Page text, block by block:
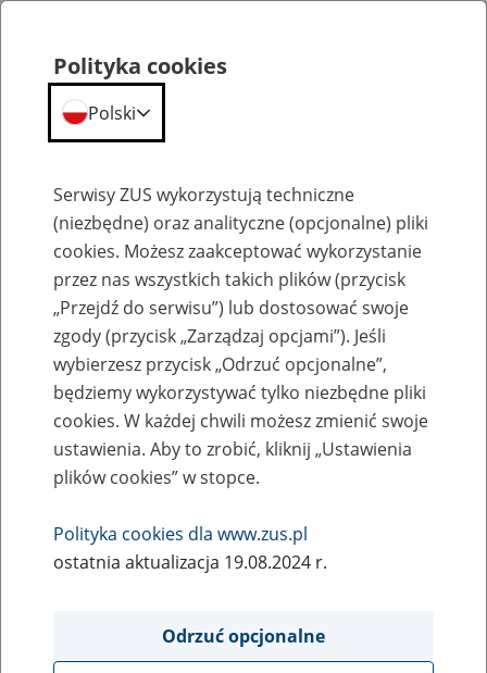
Szkolenia
Zaproś ZUS do siebie - zakładanie profili
eZUS w siedzibie Twojej firmy
Rodzaj wydarzenia
Szkolenia
Obszar merytoryczny
obsługa klientów
Polityka cookies
Polski
Serwisy ZUS wykorzystują techniczne
(niezbędne) oraz analityczne (opcjonalne) pliki
cookies. Możesz zaakceptować wykorzystanie
przez nas wszystkich takich plików (przycisk
„Przejdź do serwisu”) lub dostosować swoje
zgody (przycisk „Zarządzaj opcjami”). Jeśli
wybierzesz przycisk „Odrzuć opcjonalne”,
będziemy wykorzystywać tylko niezbędne pliki
cookies. W każdej chwili możesz zmienić swoje
ustawienia. Aby to zrobić, kliknij „Ustawienia
plików cookies” w stopce.
Polityka cookies dla www.zus.pl
ostatnia aktualizacja 19.08.2024 r.
Odrzuć opcjonalne